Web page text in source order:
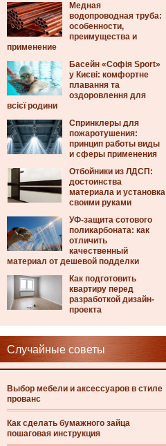
Медная
водопроводная труба:
особенности,
преимущества и
применение
Басейн «Софія Sport»
у Києві: комфортне
плавання та
оздоровлення для
всієї родини
Спринклеры для
пожаротушения:
принцип работы виды
и сферы применения
Отбойники из ЛДСП:
достоинства
материала и установка
своими руками
УФ-защита сотового
поликарбоната: как
отличить
качественный
материал от дешевой подделки
Как подготовить
квартиру перед
разработкой дизайн-
проекта
Случайные советы
Выбор мебели и аксессуаров в стиле
прованс
Как сделать бумажного зайца
пошаговая инструкция